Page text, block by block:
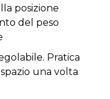
posizione
del peso
Pratica
una volta